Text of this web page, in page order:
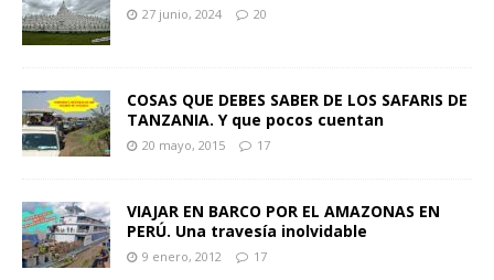
27 junio, 2024 20
COSAS QUE DEBES SABER DE LOS SAFARIS DE
TANZANIA. Y que pocos cuentan
20 mayo, 2015 17
VIAJAR EN BARCO POR EL AMAZONAS EN
PERÚ. Una travesía inolvidable
9 enero, 2012 17